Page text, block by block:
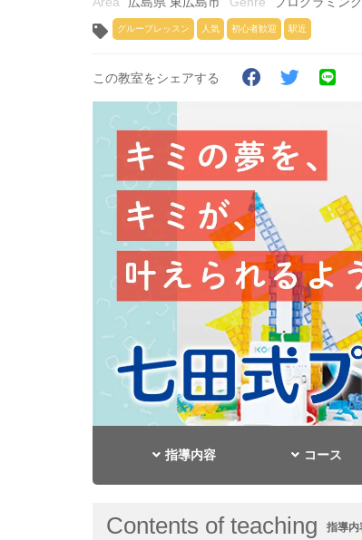
グループレッスン 人気 初心者歓迎 駅近
この教室をシェアする
指導内容 コース
Contents of teaching 指導内